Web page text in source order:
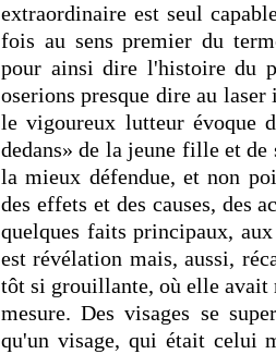
extraordinaire est seul
fois au sens premier du
pour ainsi dire l'histoire du
oserions presque dire au
le vigoureux lutteur évoque
dedans» de la jeune fille et
la mieux défendue, et non
des effets et des causes, des
quelques faits principaux,
est révélation mais, aussi,
tôt si grouillante, où elle avait
mesure. Des visages se
qu'un visage, qui était celui